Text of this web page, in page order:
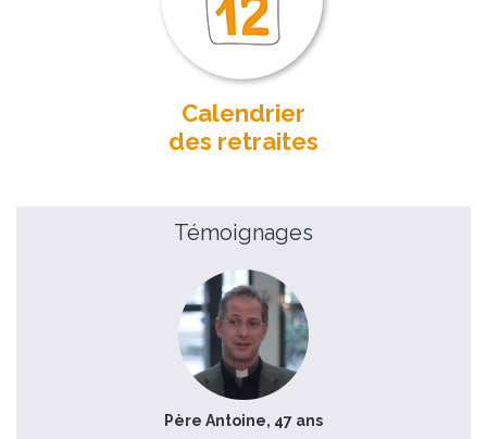
Calendrier
des retraites
Témoignages
Père Antoine, 47 ans